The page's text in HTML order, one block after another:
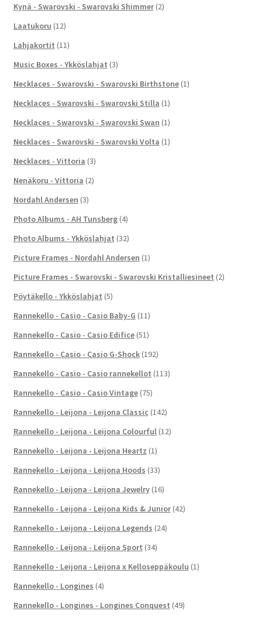
Kynä - Swarovski - Swarovski Shimmer (2)
Laatukoru (12)
Lahjakortit (11)
Music Boxes - Ykköslahjat (3)
Necklaces - Swarovski - Swarovski Birthstone (1)
Necklaces - Swarovski - Swarovski Stilla (1)
Necklaces - Swarovski - Swarovski Swan (1)
Necklaces - Swarovski - Swarovski Volta (1)
Necklaces - Vittoria (3)
Nenäkoru - Vittoria (2)
Nordahl Andersen (3)
Photo Albums - AH Tunsberg (4)
Photo Albums - Ykköslahjat (32)
Picture Frames - Nordahl Andersen (1)
Picture Frames - Swarovski - Swarovski Kristalliesineet (2)
Pöytäkello - Ykköslahjat (5)
Rannekello - Casio - Casio Baby-G (11)
Rannekello - Casio - Casio Edifice (51)
Rannekello - Casio - Casio G-Shock (192)
Rannekello - Casio - Casio rannekellot (113)
Rannekello - Casio - Casio Vintage (75)
Rannekello - Leijona - Leijona Classic (142)
Rannekello - Leijona - Leijona Colourful (12)
Rannekello - Leijona - Leijona Heartz (1)
Rannekello - Leijona - Leijona Hoods (33)
Rannekello - Leijona - Leijona Jewelry (16)
Rannekello - Leijona - Leijona Kids & Junior (42)
Rannekello - Leijona - Leijona Legends (24)
Rannekello - Leijona - Leijona Sport (34)
Rannekello - Leijona - Leijona x Kelloseppäkoulu (1)
Rannekello - Longines (4)
Rannekello - Longines - Longines Conquest (49)